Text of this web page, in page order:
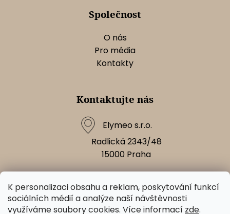
K personalizaci obsahu a reklam, poskytování funkcí
sociálních médií a analýze naší návštěvnosti
využíváme soubory cookies. Více informací zde.
Společnost
O nás
Pro média
Kontakty
Kontaktujte nás
Elymeo s.r.o.
Radlická 2343/48
15000 Praha
Napište nám!